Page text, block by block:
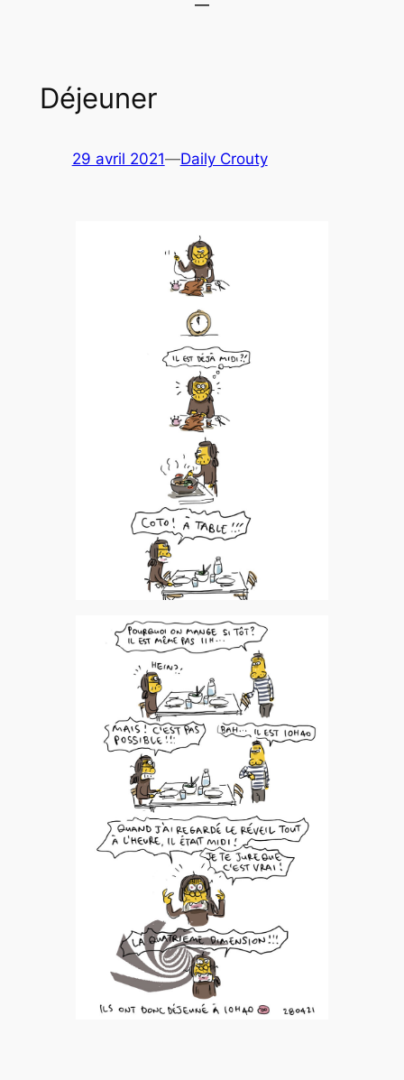
Déjeuner
29 avril 2021—Daily Crouty